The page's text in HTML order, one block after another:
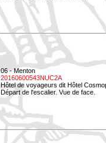
06 - Menton
20160600543NUC2A
Hôtel de voyageurs dit Hôtel
Départ de l'escalier. Vue de face.